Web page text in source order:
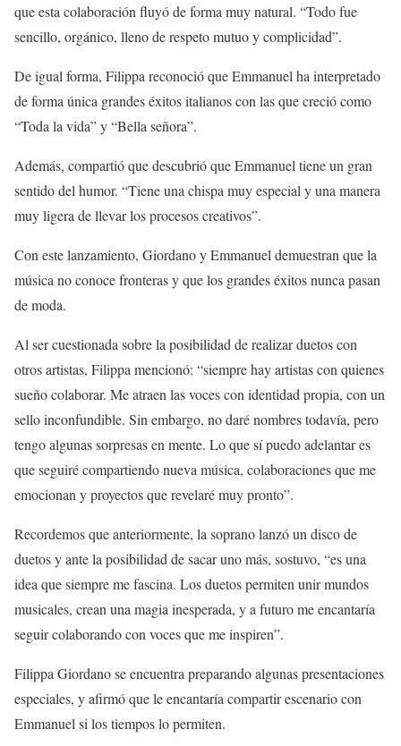
que esta colaboración fluyó de forma muy natural. “Todo fue
sencillo, orgánico, lleno de respeto mutuo y complicidad”.
De igual forma, Filippa reconoció que Emmanuel ha interpretado
de forma única grandes éxitos italianos con las que creció como
“Toda la vida” y “Bella señora”.
Además, compartió que descubrió que Emmanuel tiene un gran
sentido del humor. “Tiene una chispa muy especial y una manera
muy ligera de llevar los procesos creativos”.
Con este lanzamiento, Giordano y Emmanuel demuestran que la
música no conoce fronteras y que los grandes éxitos nunca pasan
de moda.
Al ser cuestionada sobre la posibilidad de realizar duetos con
otros artistas, Filippa mencionó: “siempre hay artistas con quienes
sueño colaborar. Me atraen las voces con identidad propia, con un
sello inconfundible. Sin embargo, no daré nombres todavía, pero
tengo algunas sorpresas en mente. Lo que sí puedo adelantar es
que seguiré compartiendo nueva música, colaboraciones que me
emocionan y proyectos que revelaré muy pronto”.
Recordemos que anteriormente, la soprano lanzó un disco de
duetos y ante la posibilidad de sacar uno más, sostuvo, “es una
idea que siempre me fascina. Los duetos permiten unir mundos
musicales, crean una magia inesperada, y a futuro me encantaría
seguir colaborando con voces que me inspiren”.
Filippa Giordano se encuentra preparando algunas presentaciones
especiales, y afirmó que le encantaría compartir escenario con
Emmanuel si los tiempos lo permiten.